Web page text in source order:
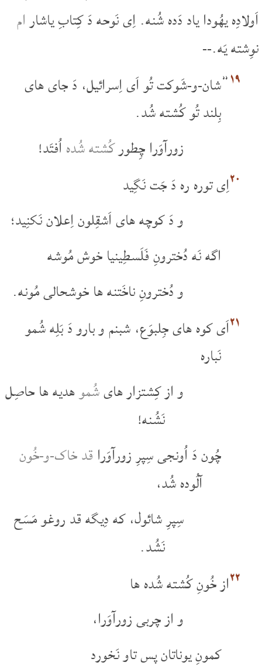
اَولادِه یهُودا یاد دَده شُنه. اِی نَوحه دَ کِتابِ یاشارام
نوِشته یَه.--
۱۹”شان-و-شَوکت تُو اَی اِسرائیل، دَ جای های
بِلند تُو کُشته شُد.
زورآوَرا چِطورکُشته شُدهاُفتَد!
۲۰اِی توره ره دَ جَت نَگِید
و دَ کوچه های اَشقِلون اِعلان نَکنِید؛
اگه نَه دُخترونِ فَلَسطِینیا خوش مُوشه
و دُخترونِ ناخَتنه ها خوشحالی مُونه.
۲۱اَی کوه های جِلبوَع، شبنم و بارو دَ بَلِه شُمو
نَباره
و از کِشتزار هایشُموهدیه ها حاصِل
نَشُنه!
چُون دَ اُونجی سِپرِ زورآوَرا قد خاک-و-خُون
آلُوده شُد،
سِپرِ شائول، که دِیگه قد روغو مَسَح
نَشُد.
۲۲از خُونِ کُشته شُده ها
و از چربی زورآوَرا،
کمونِ یوناتان پس تاو نَخورد